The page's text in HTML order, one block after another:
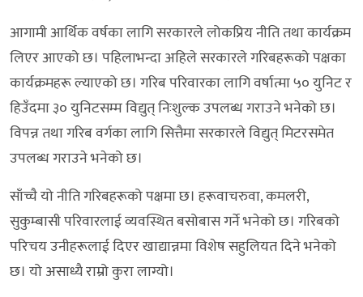
आगामी आर्थिक वर्षका लागि सरकारले लोकप्रिय नीति तथा कार्यक्रम
लिएर आएको छ। पहिलाभन्दा अहिले सरकारले गरिबहरूको पक्षका
कार्यक्रमहरू ल्याएको छ। गरिब परिवारका लागि वर्षात्मा ५० युनिट र
हिउँदमा ३० युनिटसम्म विद्युत् निःशुल्क उपलब्ध गराउने भनेको छ।
विपन्न तथा गरिब वर्गका लागि सित्तैमा सरकारले विद्युत् मिटरसमेत
उपलब्ध गराउने भनेको छ।
साँच्चै यो नीति गरिबहरूको पक्षमा छ। हरूवाचरुवा, कमलरी,
सुकुम्बासी परिवारलाई व्यवस्थित बसोबास गर्ने भनेको छ। गरिबको
परिचय उनीहरूलाई दिएर खाद्यान्नमा विशेष सहुलियत दिने भनेको
छ। यो असाध्यै राम्रो कुरा लाग्यो।